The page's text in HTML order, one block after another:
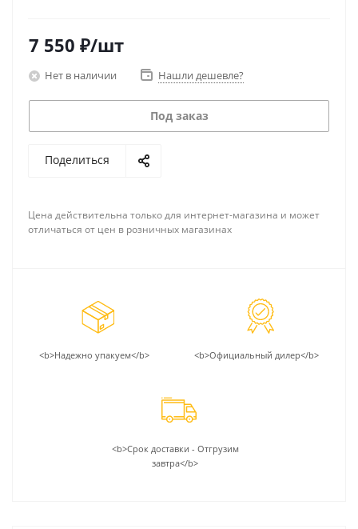
7 550 ₽/шт
Нет в наличии Нашли дешевле?
Под заказ
Поделиться
Цена действительна только для интернет-магазина и может
отличаться от цен в розничных магазинах
<b>Надежно упакуем</b> <b>Официальный дилер</b>
<b>Срок доставки - Отгрузим
завтра</b>